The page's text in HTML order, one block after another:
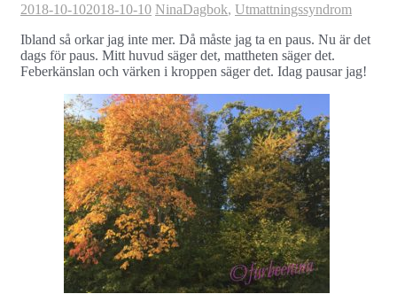
2018-10-102018-10-10 NinaDagbok, Utmattningssyndrom
Ibland så orkar jag inte mer. Då måste jag ta en paus. Nu är det
dags för paus. Mitt huvud säger det, mattheten säger det.
Feberkänslan och värken i kroppen säger det. Idag pausar jag!